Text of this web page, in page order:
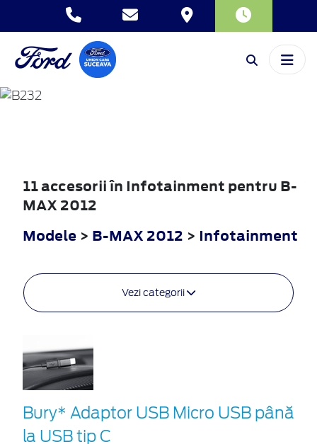
B-MAX
11 accesorii în Infotainment pentru B-
MAX 2012
Modele > B-MAX 2012 > Infotainment
Vezi categorii
Bury* Adaptor USB Micro USB până
la USB tip C